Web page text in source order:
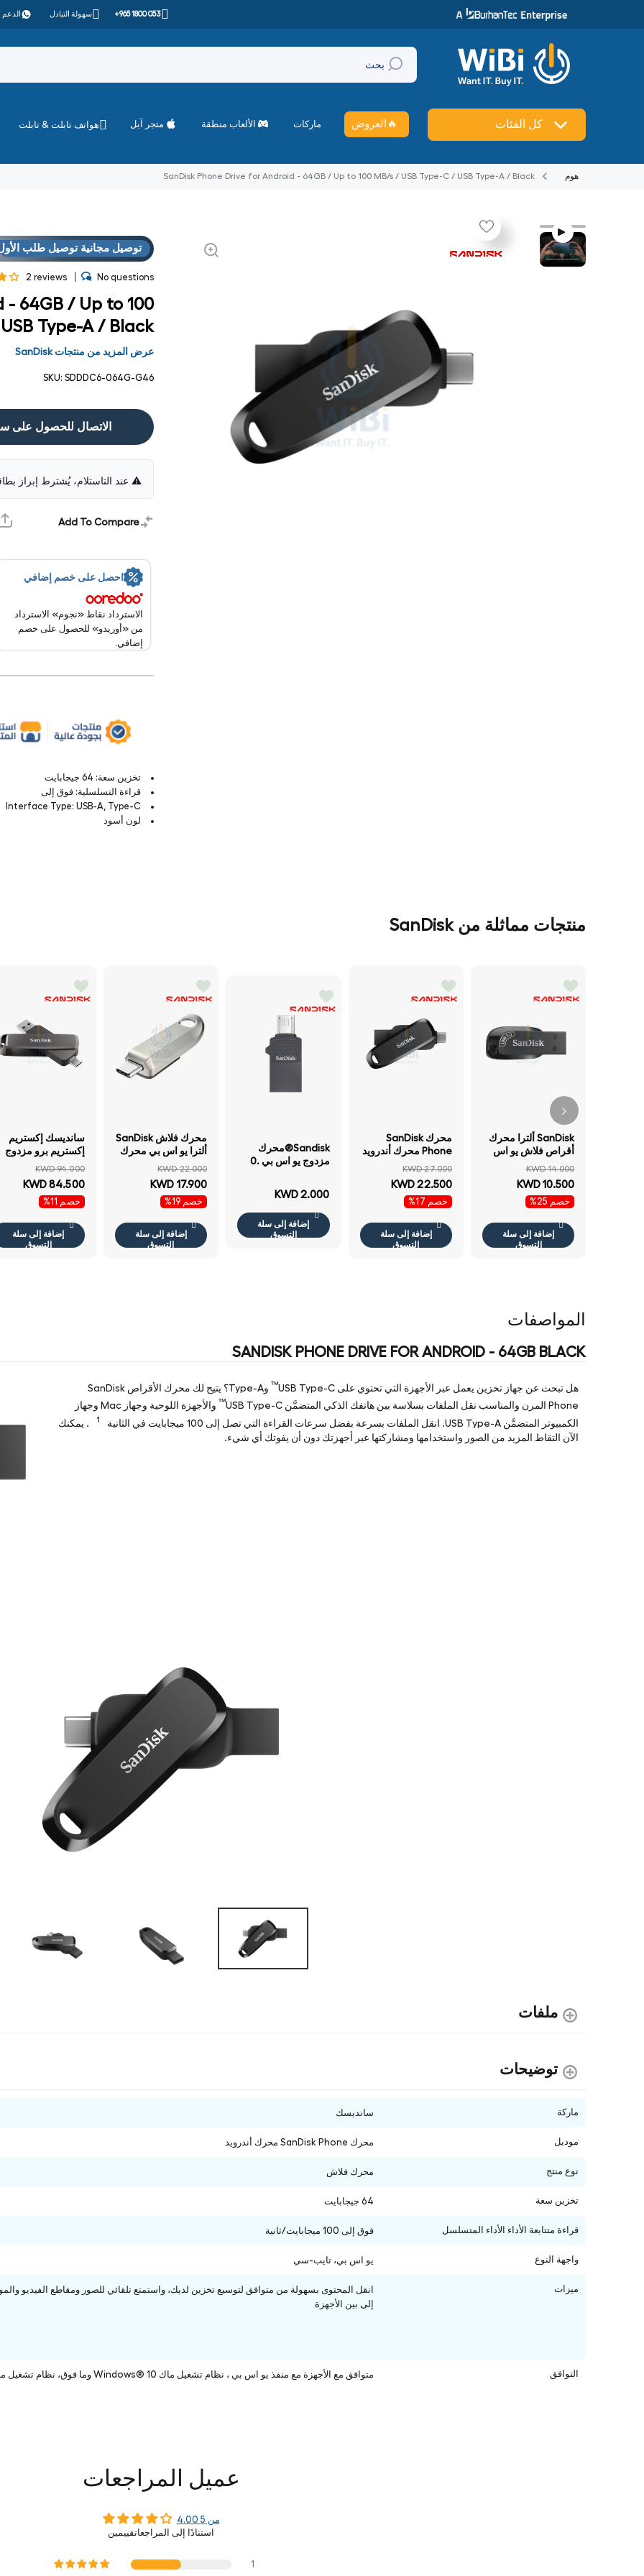
تخطي إلى المحتوى +965 1800 053 سهولة التبادل
بحث
كل الفئات 🔥 العروض ماركات الألعاب منطقة متجر آبل هواتف تابلت & تابلت
هوم SanDisk Phone Drive for Android - 64GB / Up to 100 MB/s / USB Type-C / USB Type-A / Black
تخطي إلى منتج معلومات
توصيل مجانية توصيل طلب
2 reviews No questions
- 64GB / Up to 100
Type-A / Black
عرض المزيد من منتجات SanDisk
SKU: SDDDC6-064G-G46
الاتصال للحصول على
⚠️ عند التاستلام، يُشترط إبراز
Add To Compare
احصل على خصم إضافي
الاسترداد نقاط «نجوم» الاسترداد
من «أوريدو» للحصول على خصم
إضافي.
تخزين سعة: 64 جيجابايت
قراءة التسلسلية: فوق إلى
Interface Type: USB-A, Type-C
لون أسود
منتجات مماثلة من SanDisk
SanDisk ألترا محرك
أقراص فلاش يو اس
إلى / أسود
KWD 14.000
KWD 10.500
خصم 25%
إضافة إلى سلة
التسوق
محرك SanDisk
Phone محرك أندرويد
اس بي / أسود
KWD 27.000
KWD 22.500
خصم 17%
إضافة إلى سلة
التسوق
Sandisk®محرك
مزدوج يو اس بي .0
KWD 2.000
إضافة إلى سلة
التسوق
محرك فلاش SanDisk
ألترا يو اس بي محرك
الجيل / فضي
KWD 22.000
KWD 17.900
خصم 19%
إضافة إلى سلة
التسوق
سانديسك إكستريم
إكستريم برو مزدوج
محرك - 2 تيرابايت /
ميجابايت/ث / يو اس
أ 3.2 الجيل 2
KWD 94.000
KWD 84.500
خصم 11%
إضافة إلى سلة
التسوق
المواصفات
SANDISK PHONE DRIVE FOR ANDROID - 64GB BLACK
هل تبحث عن جهاز تخزين يعمل عبر الأجهزة التي تحتوي على USB Type-C ™
وType-A؟ يتيح لك محرك الأقراص SanDisk
Phone المرن والمناسب نقل الملفات بسلاسة بين هاتفك الذكي المتضمَّن USB Type-C
™
والأجهزة اللوحية وجهاز Mac وجهاز
الكمبيوتر المتضمَّن USB Type-A. انقل الملفات بسرعة بفضل سرعات القراءة التي تصل إلى 100 ميجابايت في الثانية
1
. يمكنك
الآن التقاط المزيد من الصور واستخدامها ومشاركتها عبر أجهزتك دون أن يفوتك أي شيء.
ملفات
توضیحات
ماركة سانديسك
موديل محرك SanDisk Phone محرك أندرويد
نوع منتج محرك فلاش
تخزين سعة 64 جيجابايت
قراءة متتابعة الأداء الأداء المتسلسل فوق إلى 100 ميجابايت/ثانية
واجهة النوع يو اس بي، تايب-سي
ميزات
إلى بين الأجهزة
التوافق متوافق مع الأجهزة مع منفذ يو اس بي ، نظام تشغيل ماك Windows® 10 وما فوق، نظام تشغيل ماك . نظام تشغيل ماك وما فوق
عميل المراجعات
4.00 من 5
استنادًا إلى المراجعاتقييمين
1